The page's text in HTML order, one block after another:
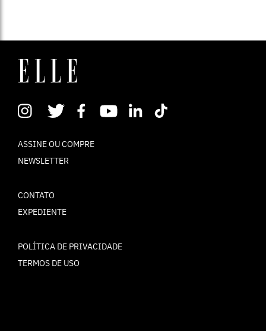
ASSINE OU COMPRE
NEWSLETTER
CONTATO
EXPEDIENTE
POLÍTICA DE PRIVACIDADE
TERMOS DE USO